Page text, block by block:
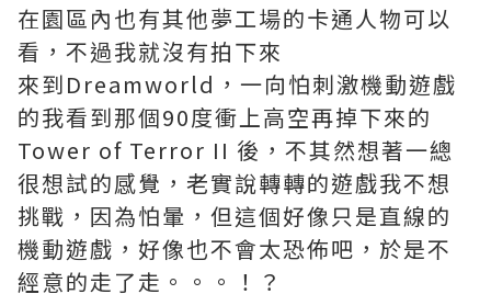
在園區內也有其他夢工場的卡通人物可以
看，不過我就沒有拍下來
來到Dreamworld，一向怕刺激機動遊戲
的我看到那個90度衝上高空再掉下來的
Tower of Terror II 後，不其然想著一總
很想試的感覺，老實說轉轉的遊戲我不想
挑戰，因為怕暈，但這個好像只是直線的
機動遊戲，好像也不會太恐佈吧，於是不
經意的走了走。。。！？